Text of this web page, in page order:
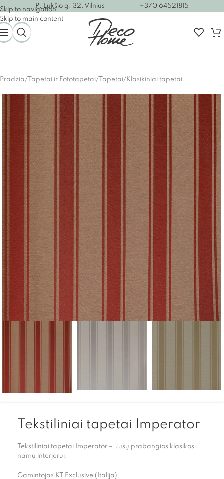
Skip to navigation
Skip to main content
P. Lukšio g. 32, Vilnius +370 64521815
Pradžia/ Tapetai ir Fototapetai/ Tapetai/Klasikiniai tapetai
Tekstiliniai tapetai Imperator
Tekstiliniai tapetai Imperator – Jūsų prabangios klasikos
namų interjerui.
Gamintojas KT Exclusive (Italija).